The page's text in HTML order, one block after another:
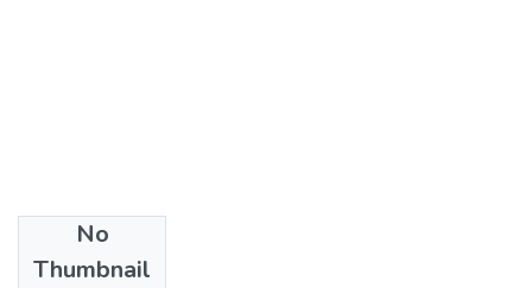
No
Thumbnail